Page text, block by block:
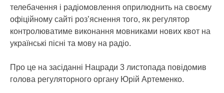
телебачення і радіомовлення оприлюднить на своєму
офіційному сайті роз’яснення того, як регулятор
контролюватиме виконання мовниками нових квот на
українські пісні та мову на радіо.
Про це на засіданні Нацради 3 листопада повідомив
голова регуляторного органу Юрій Артеменко.